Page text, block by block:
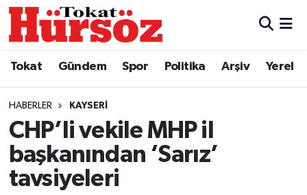
Tokat Gündem Spor Politika Arşiv Yerel
HABERLER KAYSERI
CHP’li vekile MHP il
başkanından ‘Sarız’
tavsiyeleri
Türkiye Gündemi
Gündem
Asayiş
Spor
Hava Durumu
Tokat Namaz Vakitleri
Trafik Durumu
Süper Lig Puan Durumu ve Fikstür